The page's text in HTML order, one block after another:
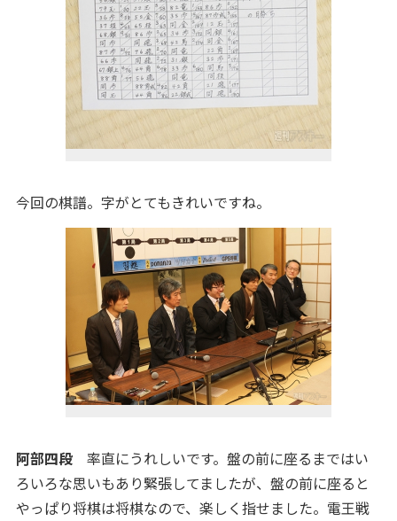
今回の棋譜。字がとてもきれいですね。
阿部四段 率直にうれしいです。盤の前に座るまではい
ろいろな思いもあり緊張してましたが、盤の前に座ると
やっぱり将棋は将棋なので、楽しく指せました。電王戦